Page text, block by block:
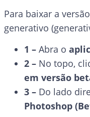
Para baixar a
generativo
1 – Abra o
2 – No topo,
em versão
3 – Do lado
Photoshop